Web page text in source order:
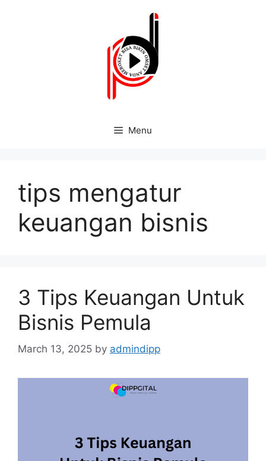
Menu
tips mengatur
keuangan bisnis
3 Tips Keuangan Untuk
Bisnis Pemula
March 13, 2025 by admindipp